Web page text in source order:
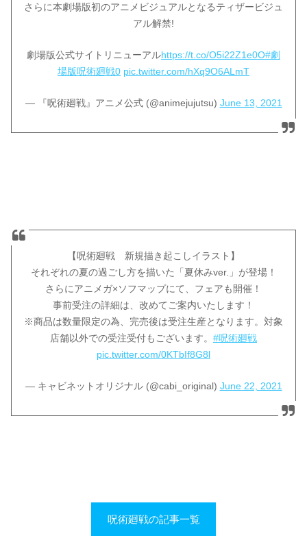
さらに本劇場版初のアニメビジュアルとなるティザービジュ
アル解禁!
劇場版公式サイトリニューアルhttps://t.co/O5i22Z1e0O#劇
場版呪術廻戦0 pic.twitter.com/hXq9O6ALmT
— 『呪術廻戦』アニメ公式 (@animejujutsu) June 13, 2021
【呪術廻戦 新規描き起こしイラスト】
それぞれの夏の過ごし方を描いた「夏休みver.」が登場！
さらにアニメガ×ソフマップにて、フェアも開催！
事前受注の詳細は、改めてご案内いたします！
※商品は数量限定の為、完売後は受注生産となります。対象
店舗以外での受注受付もございます。 #呪術廻戦
pic.twitter.com/0KTbIf8G8l
— キャビネットオリジナル (@cabi_original) June 22, 2021
呪術廻戦の記事一覧